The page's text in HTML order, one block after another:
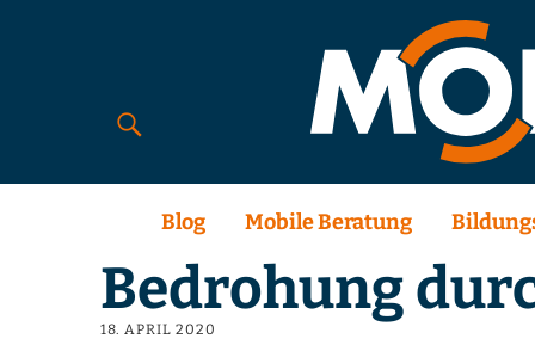
Blog Mobile Beratung
Bedrohung
18. APRIL 2020